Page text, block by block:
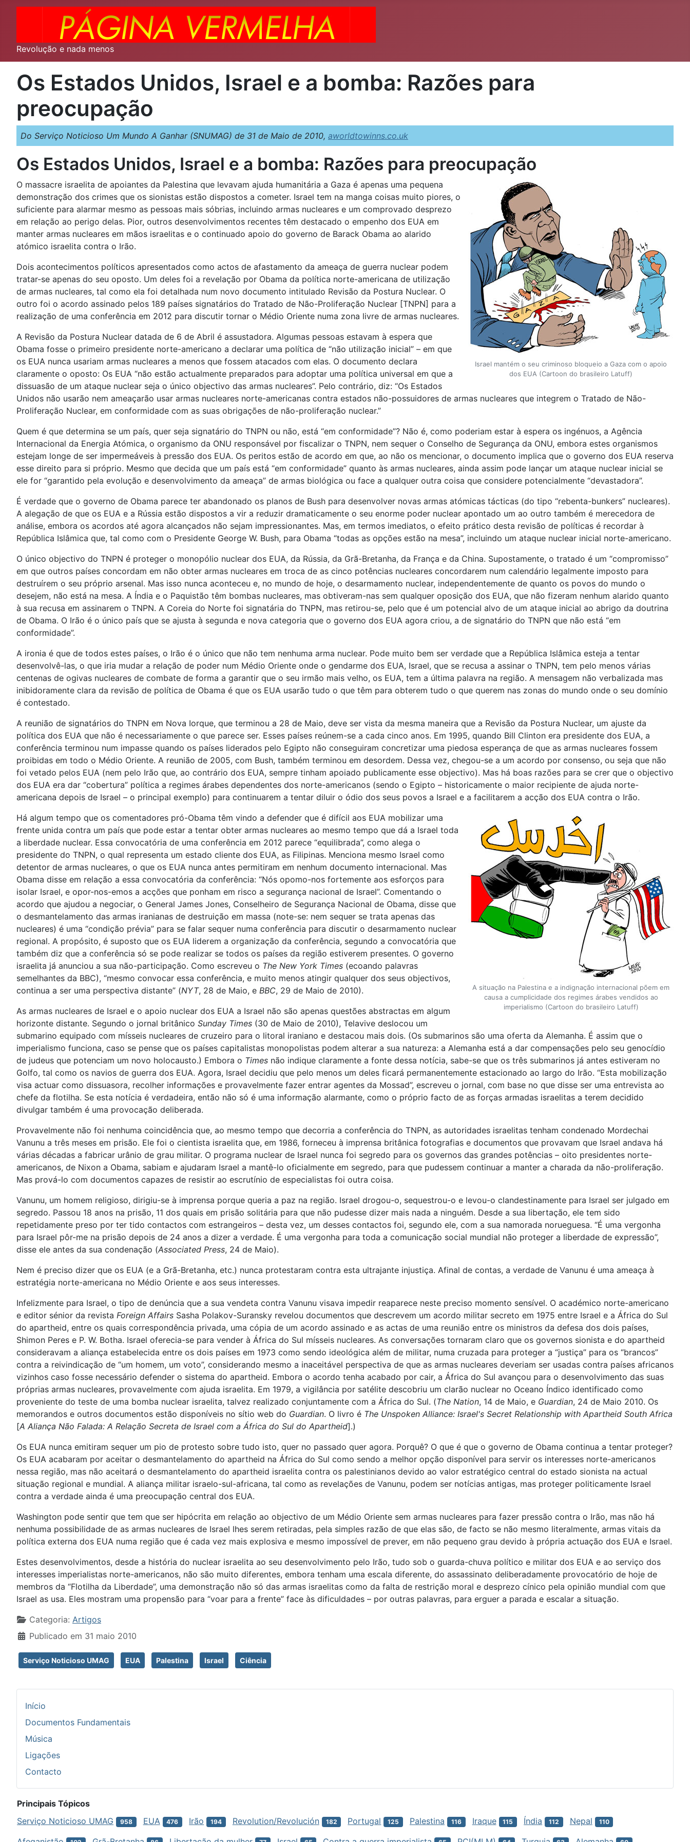
Revolução e nada menos
Os Estados Unidos, Israel e a bomba: Razões para
preocupação
Do Serviço Noticioso Um Mundo A Ganhar (SNUMAG) de 31 de Maio de 2010, aworldtowinns.co.uk
Os Estados Unidos, Israel e a bomba: Razões para preocupação
Israel mantém o seu criminoso bloqueio a Gaza com o apoio
dos EUA (Cartoon do brasileiro Latuff)
O massacre israelita de apoiantes da Palestina que levavam ajuda humanitária a Gaza é apenas uma pequena
demonstração dos crimes que os sionistas estão dispostos a cometer. Israel tem na manga coisas muito piores, o
suficiente para alarmar mesmo as pessoas mais sóbrias, incluindo armas nucleares e um comprovado desprezo
em relação ao perigo delas. Pior, outros desenvolvimentos recentes têm destacado o empenho dos EUA em
manter armas nucleares em mãos israelitas e o continuado apoio do governo de Barack Obama ao alarido
atómico israelita contra o Irão.
Dois acontecimentos políticos apresentados como actos de afastamento da ameaça de guerra nuclear podem
tratar-se apenas do seu oposto. Um deles foi a revelação por Obama da política norte-americana de utilização
de armas nucleares, tal como ela foi detalhada num novo documento intitulado Revisão da Postura Nuclear. O
outro foi o acordo assinado pelos 189 países signatários do Tratado de Não-Proliferação Nuclear [TNPN] para a
realização de uma conferência em 2012 para discutir tornar o Médio Oriente numa zona livre de armas nucleares.
A Revisão da Postura Nuclear datada de 6 de Abril é assustadora. Algumas pessoas estavam à espera que
Obama fosse o primeiro presidente norte-americano a declarar uma política de “não utilização inicial” – em que
os EUA nunca usariam armas nucleares a menos que fossem atacados com elas. O documento declara
claramente o oposto: Os EUA “não estão actualmente preparados para adoptar uma política universal em que a
dissuasão de um ataque nuclear seja o único objectivo das armas nucleares”. Pelo contrário, diz: “Os Estados
Unidos não usarão nem ameaçarão usar armas nucleares norte-americanas contra estados não-possuidores de armas nucleares que integrem o Tratado de Não-
Proliferação Nuclear, em conformidade com as suas obrigações de não-proliferação nuclear.”
Quem é que determina se um país, quer seja signatário do TNPN ou não, está “em conformidade”? Não é, como poderiam estar à espera os ingénuos, a Agência
Internacional da Energia Atómica, o organismo da ONU responsável por fiscalizar o TNPN, nem sequer o Conselho de Segurança da ONU, embora estes organismos
estejam longe de ser impermeáveis à pressão dos EUA. Os peritos estão de acordo em que, ao não os mencionar, o documento implica que o governo dos EUA reserva
esse direito para si próprio. Mesmo que decida que um país está “em conformidade” quanto às armas nucleares, ainda assim pode lançar um ataque nuclear inicial se
ele for “garantido pela evolução e desenvolvimento da ameaça” de armas biológica ou face a qualquer outra coisa que considere potencialmente “devastadora”.
É verdade que o governo de Obama parece ter abandonado os planos de Bush para desenvolver novas armas atómicas tácticas (do tipo “rebenta-bunkers” nucleares).
A alegação de que os EUA e a Rússia estão dispostos a vir a reduzir dramaticamente o seu enorme poder nuclear apontado um ao outro também é merecedora de
análise, embora os acordos até agora alcançados não sejam impressionantes. Mas, em termos imediatos, o efeito prático desta revisão de políticas é recordar à
República Islâmica que, tal como com o Presidente George W. Bush, para Obama “todas as opções estão na mesa”, incluindo um ataque nuclear inicial norte-americano.
O único objectivo do TNPN é proteger o monopólio nuclear dos EUA, da Rússia, da Grã-Bretanha, da França e da China. Supostamente, o tratado é um “compromisso”
em que outros países concordam em não obter armas nucleares em troca de as cinco potências nucleares concordarem num calendário legalmente imposto para
destruírem o seu próprio arsenal. Mas isso nunca aconteceu e, no mundo de hoje, o desarmamento nuclear, independentemente de quanto os povos do mundo o
desejem, não está na mesa. A Índia e o Paquistão têm bombas nucleares, mas obtiveram-nas sem qualquer oposição dos EUA, que não fizeram nenhum alarido quanto
à sua recusa em assinarem o TNPN. A Coreia do Norte foi signatária do TNPN, mas retirou-se, pelo que é um potencial alvo de um ataque inicial ao abrigo da doutrina
de Obama. O Irão é o único país que se ajusta à segunda e nova categoria que o governo dos EUA agora criou, a de signatário do TNPN que não está “em
conformidade”.
A ironia é que de todos estes países, o Irão é o único que não tem nenhuma arma nuclear. Pode muito bem ser verdade que a República Islâmica esteja a tentar
desenvolvê-las, o que iria mudar a relação de poder num Médio Oriente onde o gendarme dos EUA, Israel, que se recusa a assinar o TNPN, tem pelo menos várias
centenas de ogivas nucleares de combate de forma a garantir que o seu irmão mais velho, os EUA, tem a última palavra na região. A mensagem não verbalizada mas
inibidoramente clara da revisão de política de Obama é que os EUA usarão tudo o que têm para obterem tudo o que querem nas zonas do mundo onde o seu domínio
é contestado.
A reunião de signatários do TNPN em Nova Iorque, que terminou a 28 de Maio, deve ser vista da mesma maneira que a Revisão da Postura Nuclear, um ajuste da
política dos EUA que não é necessariamente o que parece ser. Esses países reúnem-se a cada cinco anos. Em 1995, quando Bill Clinton era presidente dos EUA, a
conferência terminou num impasse quando os países liderados pelo Egipto não conseguiram concretizar uma piedosa esperança de que as armas nucleares fossem
proibidas em todo o Médio Oriente. A reunião de 2005, com Bush, também terminou em desordem. Dessa vez, chegou-se a um acordo por consenso, ou seja que não
foi vetado pelos EUA (nem pelo Irão que, ao contrário dos EUA, sempre tinham apoiado publicamente esse objectivo). Mas há boas razões para se crer que o objectivo
dos EUA era dar “cobertura” política a regimes árabes dependentes dos norte-americanos (sendo o Egipto – historicamente o maior recipiente de ajuda norte-
americana depois de Israel – o principal exemplo) para continuarem a tentar diluir o ódio dos seus povos a Israel e a facilitarem a acção dos EUA contra o Irão.
A situação na Palestina e a indignação internacional põem em
causa a cumplicidade dos regimes árabes vendidos ao
imperialismo (Cartoon do brasileiro Latuff)
Há algum tempo que os comentadores pró-Obama têm vindo a defender que é difícil aos EUA mobilizar uma
frente unida contra um país que pode estar a tentar obter armas nucleares ao mesmo tempo que dá a Israel toda
a liberdade nuclear. Essa convocatória de uma conferência em 2012 parece “equilibrada”, como alega o
presidente do TNPN, o qual representa um estado cliente dos EUA, as Filipinas. Menciona mesmo Israel como
detentor de armas nucleares, o que os EUA nunca antes permitiram em nenhum documento internacional. Mas
Obama disse em relação a essa convocatória da conferência: “Nós opomo-nos fortemente aos esforços para
isolar Israel, e opor-nos-emos a acções que ponham em risco a segurança nacional de Israel”. Comentando o
acordo que ajudou a negociar, o General James Jones, Conselheiro de Segurança Nacional de Obama, disse que
o desmantelamento das armas iranianas de destruição em massa (note-se: nem sequer se trata apenas das
nucleares) é uma “condição prévia” para se falar sequer numa conferência para discutir o desarmamento nuclear
regional. A propósito, é suposto que os EUA liderem a organização da conferência, segundo a convocatória que
também diz que a conferência só se pode realizar se todos os países da região estiverem presentes. O governo
israelita já anunciou a sua não-participação. Como escreveu o The New York Times (ecoando palavras
semelhantes da BBC), “mesmo convocar essa conferência, e muito menos atingir qualquer dos seus objectivos,
continua a ser uma perspectiva distante” (NYT, 28 de Maio, e BBC, 29 de Maio de 2010).
As armas nucleares de Israel e o apoio nuclear dos EUA a Israel não são apenas questões abstractas em algum
horizonte distante. Segundo o jornal britânico Sunday Times (30 de Maio de 2010), Telavive deslocou um
submarino equipado com mísseis nucleares de cruzeiro para o litoral iraniano e destacou mais dois. (Os submarinos são uma oferta da Alemanha. É assim que o
imperialismo funciona, caso se pense que os países capitalistas monopolistas podem alterar a sua natureza: a Alemanha está a dar compensações pelo seu genocídio
de judeus que potenciam um novo holocausto.) Embora o Times não indique claramente a fonte dessa notícia, sabe-se que os três submarinos já antes estiveram no
Golfo, tal como os navios de guerra dos EUA. Agora, Israel decidiu que pelo menos um deles ficará permanentemente estacionado ao largo do Irão. “Esta mobilização
visa actuar como dissuasora, recolher informações e provavelmente fazer entrar agentes da Mossad”, escreveu o jornal, com base no que disse ser uma entrevista ao
chefe da flotilha. Se esta notícia é verdadeira, então não só é uma informação alarmante, como o próprio facto de as forças armadas israelitas a terem decidido
divulgar também é uma provocação deliberada.
Provavelmente não foi nenhuma coincidência que, ao mesmo tempo que decorria a conferência do TNPN, as autoridades israelitas tenham condenado Mordechai
Vanunu a três meses em prisão. Ele foi o cientista israelita que, em 1986, forneceu à imprensa britânica fotografias e documentos que provavam que Israel andava há
várias décadas a fabricar urânio de grau militar. O programa nuclear de Israel nunca foi segredo para os governos das grandes potências – oito presidentes norte-
americanos, de Nixon a Obama, sabiam e ajudaram Israel a mantê-lo oficialmente em segredo, para que pudessem continuar a manter a charada da não-proliferação.
Mas prová-lo com documentos capazes de resistir ao escrutínio de especialistas foi outra coisa.
Vanunu, um homem religioso, dirigiu-se à imprensa porque queria a paz na região. Israel drogou-o, sequestrou-o e levou-o clandestinamente para Israel ser julgado em
segredo. Passou 18 anos na prisão, 11 dos quais em prisão solitária para que não pudesse dizer mais nada a ninguém. Desde a sua libertação, ele tem sido
repetidamente preso por ter tido contactos com estrangeiros – desta vez, um desses contactos foi, segundo ele, com a sua namorada norueguesa. “É uma vergonha
para Israel pôr-me na prisão depois de 24 anos a dizer a verdade. É uma vergonha para toda a comunicação social mundial não proteger a liberdade de expressão”,
disse ele antes da sua condenação (Associated Press, 24 de Maio).
Nem é preciso dizer que os EUA (e a Grã-Bretanha, etc.) nunca protestaram contra esta ultrajante injustiça. Afinal de contas, a verdade de Vanunu é uma ameaça à
estratégia norte-americana no Médio Oriente e aos seus interesses.
Infelizmente para Israel, o tipo de denúncia que a sua vendeta contra Vanunu visava impedir reaparece neste preciso momento sensível. O académico norte-americano
e editor sénior da revista Foreign Affairs Sasha Polakov-Suransky revelou documentos que descrevem um acordo militar secreto em 1975 entre Israel e a África do Sul
do apartheid, entre os quais correspondência privada, uma cópia de um acordo assinado e as actas de uma reunião entre os ministros da defesa dos dois países,
Shimon Peres e P. W. Botha. Israel oferecia-se para vender à África do Sul mísseis nucleares. As conversações tornaram claro que os governos sionista e do apartheid
consideravam a aliança estabelecida entre os dois países em 1973 como sendo ideológica além de militar, numa cruzada para proteger a “justiça” para os “brancos”
contra a reivindicação de “um homem, um voto”, considerando mesmo a inaceitável perspectiva de que as armas nucleares deveriam ser usadas contra países africanos
vizinhos caso fosse necessário defender o sistema do apartheid. Embora o acordo tenha acabado por cair, a África do Sul avançou para o desenvolvimento das suas
próprias armas nucleares, provavelmente com ajuda israelita. Em 1979, a vigilância por satélite descobriu um clarão nuclear no Oceano Índico identificado como
proveniente do teste de uma bomba nuclear israelita, talvez realizado conjuntamente com a África do Sul. (The Nation, 14 de Maio, e Guardian, 24 de Maio 2010. Os
memorandos e outros documentos estão disponíveis no sítio web do Guardian. O livro é The Unspoken Alliance: Israel's Secret Relationship with Apartheid South Africa
[A Aliança Não Falada: A Relação Secreta de Israel com a África do Sul do Apartheid].)
Os EUA nunca emitiram sequer um pio de protesto sobre tudo isto, quer no passado quer agora. Porquê? O que é que o governo de Obama continua a tentar proteger?
Os EUA acabaram por aceitar o desmantelamento do apartheid na África do Sul como sendo a melhor opção disponível para servir os interesses norte-americanos
nessa região, mas não aceitará o desmantelamento do apartheid israelita contra os palestinianos devido ao valor estratégico central do estado sionista na actual
situação regional e mundial. A aliança militar israelo-sul-africana, tal como as revelações de Vanunu, podem ser notícias antigas, mas proteger politicamente Israel
contra a verdade ainda é uma preocupação central dos EUA.
Washington pode sentir que tem que ser hipócrita em relação ao objectivo de um Médio Oriente sem armas nucleares para fazer pressão contra o Irão, mas não há
nenhuma possibilidade de as armas nucleares de Israel lhes serem retiradas, pela simples razão de que elas são, de facto se não mesmo literalmente, armas vitais da
política externa dos EUA numa região que é cada vez mais explosiva e mesmo impossível de prever, em não pequeno grau devido à própria actuação dos EUA e Israel.
Estes desenvolvimentos, desde a história do nuclear israelita ao seu desenvolvimento pelo Irão, tudo sob o guarda-chuva político e militar dos EUA e ao serviço dos
interesses imperialistas norte-americanos, não são muito diferentes, embora tenham uma escala diferente, do assassinato deliberadamente provocatório de hoje de
membros da “Flotilha da Liberdade”, uma demonstração não só das armas israelitas como da falta de restrição moral e desprezo cínico pela opinião mundial com que
Israel as usa. Eles mostram uma propensão para “voar para a frente” face às dificuldades – por outras palavras, para erguer a parada e escalar a situação.
Detalhes
Categoria: Artigos
Publicado em 31 maio 2010
Serviço Noticioso UMAG EUA Palestina Israel Ciência
Início
Documentos Fundamentais
Música
Ligações
Contacto
Principais Tópicos
Serviço Noticioso UMAG
958 EUA 476 Irão 194 Revolution/Revolución 182 Portugal 125 Palestina 116 Iraque 115 Índia 112 Nepal 110